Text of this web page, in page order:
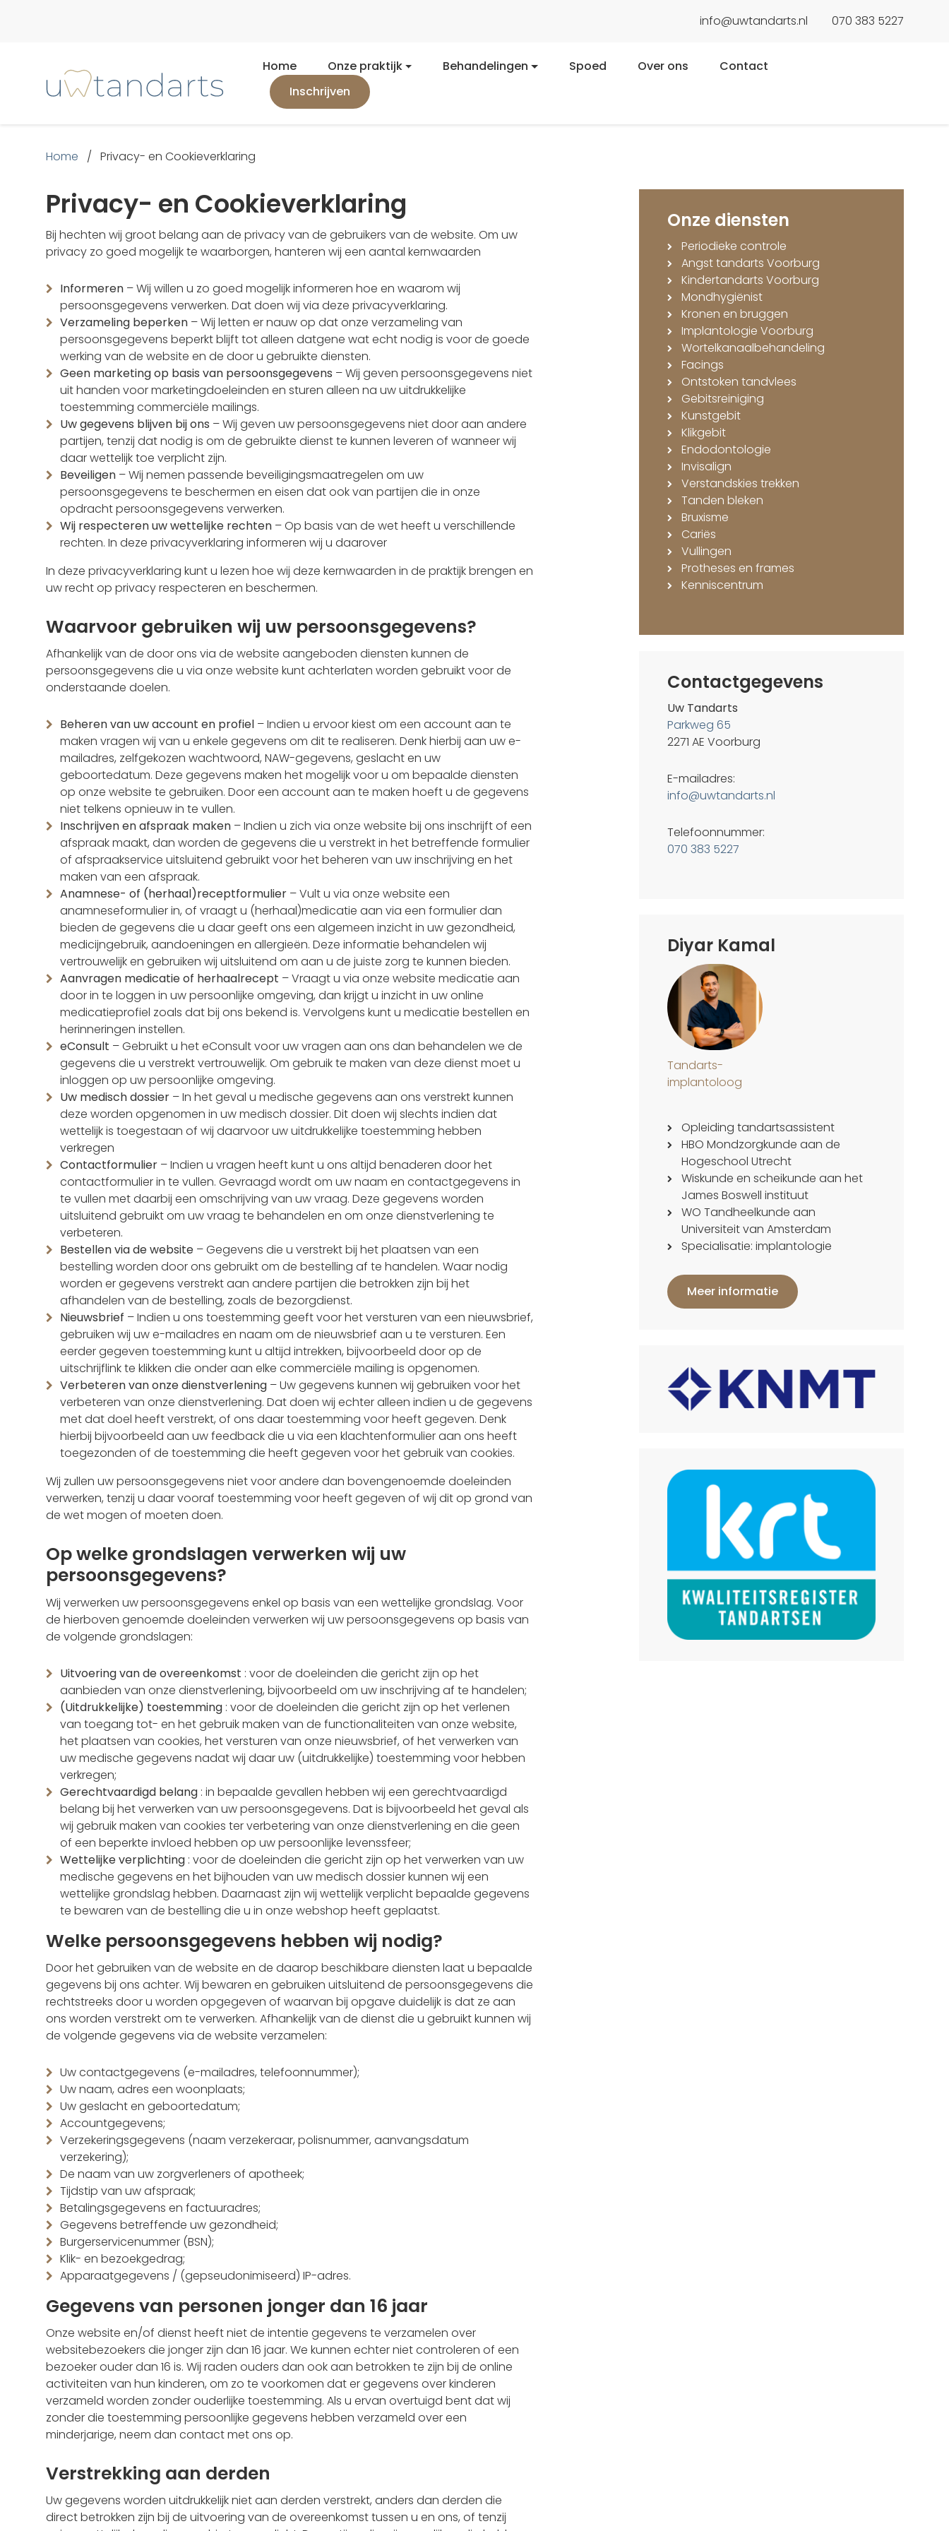
info@uwtandarts.nl 070 383 5227
Home Onze praktijk Behandelingen Spoed Over ons
Contact
Inschrijven
Home / Privacy- en Cookieverklaring
Privacy- en Cookieverklaring
Bij hechten wij groot belang aan de privacy van de gebruikers van de website. Om uw
privacy zo goed mogelijk te waarborgen, hanteren wij een aantal kernwaarden
Informeren– Wij willen u zo goed mogelijk informeren hoe en waarom wij
persoonsgegevens verwerken. Dat doen wij via deze privacyverklaring.
Verzameling beperken– Wij letten er nauw op dat onze verzameling van
persoonsgegevens beperkt blijft tot alleen datgene wat echt nodig is voor de goede
werking van de website en de door u gebruikte diensten.
Geen marketing op basis van persoonsgegevens – Wij geven persoonsgegevens niet
uit handen voor marketingdoeleinden en sturen alleen na uw uitdrukkelijke
toestemming commerciële mailings.
Uw gegevens blijven bij ons – Wij geven uw persoonsgegevens niet door aan andere
partijen, tenzij dat nodig is om de gebruikte dienst te kunnen leveren of wanneer wij
daar wettelijk toe verplicht zijn.
Beveiligen– Wij nemen passende beveiligingsmaatregelen om uw
persoonsgegevens te beschermen en eisen dat ook van partijen die in onze
opdracht persoonsgegevens verwerken.
Wij respecteren uw wettelijke rechten – Op basis van de wet heeft u verschillende
rechten. In deze privacyverklaring informeren wij u daarover
In deze privacyverklaring kunt u lezen hoe wij deze kernwaarden in de praktijk brengen en
uw recht op privacy respecteren en beschermen.
Waarvoor gebruiken wij uw persoonsgegevens?
Afhankelijk van de door ons via de website aangeboden diensten kunnen de
persoonsgegevens die u via onze website kunt achterlaten worden gebruikt voor de
onderstaande doelen.
Beheren van uw account en profiel– Indien u ervoor kiest om een account aan te
maken vragen wij van u enkele gegevens om dit te realiseren. Denk hierbij aan uw e-
mailadres, zelfgekozen wachtwoord, NAW-gegevens, geslacht en uw
geboortedatum. Deze gegevens maken het mogelijk voor u om bepaalde diensten
op onze website te gebruiken. Door een account aan te maken hoeft u de gegevens
niet telkens opnieuw in te vullen.
Inschrijven en afspraak maken– Indien u zich via onze website bij ons inschrijft of een
afspraak maakt, dan worden de gegevens die u verstrekt in het betreffende formulier
of afspraakservice uitsluitend gebruikt voor het beheren van uw inschrijving en het
maken van een afspraak.
Anamnese- of (herhaal)receptformulier– Vult u via onze website een
anamneseformulier in, of vraagt u (herhaal)medicatie aan via een formulier dan
bieden de gegevens die u daar geeft ons een algemeen inzicht in uw gezondheid,
medicijngebruik, aandoeningen en allergieën. Deze informatie behandelen wij
vertrouwelijk en gebruiken wij uitsluitend om aan u de juiste zorg te kunnen bieden.
Aanvragen medicatie of herhaalrecept – Vraagt u via onze website medicatie aan
door in te loggen in uw persoonlijke omgeving, dan krijgt u inzicht in uw online
medicatieprofiel zoals dat bij ons bekend is. Vervolgens kunt u medicatie bestellen en
herinneringen instellen.
eConsult – Gebruikt u het eConsult voor uw vragen aan ons dan behandelen we de
gegevens die u verstrekt vertrouwelijk. Om gebruik te maken van deze dienst moet u
inloggen op uw persoonlijke omgeving.
Uw medisch dossier– In het geval u medische gegevens aan ons verstrekt kunnen
deze worden opgenomen in uw medisch dossier. Dit doen wij slechts indien dat
wettelijk is toegestaan of wij daarvoor uw uitdrukkelijke toestemming hebben
verkregen
Contactformulier– Indien u vragen heeft kunt u ons altijd benaderen door het
contactformulier in te vullen. Gevraagd wordt om uw naam en contactgegevens in
te vullen met daarbij een omschrijving van uw vraag. Deze gegevens worden
uitsluitend gebruikt om uw vraag te behandelen en om onze dienstverlening te
verbeteren.
Bestellen via de website– Gegevens die u verstrekt bij het plaatsen van een
bestelling worden door ons gebruikt om de bestelling af te handelen. Waar nodig
worden er gegevens verstrekt aan andere partijen die betrokken zijn bij het
afhandelen van de bestelling, zoals de bezorgdienst.
Nieuwsbrief – Indien u ons toestemming geeft voor het versturen van een nieuwsbrief,
gebruiken wij uw e-mailadres en naam om de nieuwsbrief aan u te versturen. Een
eerder gegeven toestemming kunt u altijd intrekken, bijvoorbeeld door op de
uitschrijflink te klikken die onder aan elke commerciële mailing is opgenomen.
Verbeteren van onze dienstverlening – Uw gegevens kunnen wij gebruiken voor het
verbeteren van onze dienstverlening. Dat doen wij echter alleen indien u de gegevens
met dat doel heeft verstrekt, of ons daar toestemming voor heeft gegeven. Denk
hierbij bijvoorbeeld aan uw feedback die u via een klachtenformulier aan ons heeft
toegezonden of de toestemming die heeft gegeven voor het gebruik van cookies.
Wij zullen uw persoonsgegevens niet voor andere dan bovengenoemde doeleinden
verwerken, tenzij u daar vooraf toestemming voor heeft gegeven of wij dit op grond van
de wet mogen of moeten doen.
Op welke grondslagen verwerken wij uw
persoonsgegevens?
Wij verwerken uw persoonsgegevens enkel op basis van een wettelijke grondslag. Voor
de hierboven genoemde doeleinden verwerken wij uw persoonsgegevens op basis van
de volgende grondslagen:
Uitvoering van de overeenkomst : voor de doeleinden die gericht zijn op het
aanbieden van onze dienstverlening, bijvoorbeeld om uw inschrijving af te handelen;
(Uitdrukkelijke) toestemming: voor de doeleinden die gericht zijn op het verlenen
van toegang tot- en het gebruik maken van de functionaliteiten van onze website,
het plaatsen van cookies, het versturen van onze nieuwsbrief, of het verwerken van
uw medische gegevens nadat wij daar uw (uitdrukkelijke) toestemming voor hebben
verkregen;
Gerechtvaardigd belang: in bepaalde gevallen hebben wij een gerechtvaardigd
belang bij het verwerken van uw persoonsgegevens. Dat is bijvoorbeeld het geval als
wij gebruik maken van cookies ter verbetering van onze dienstverlening en die geen
of een beperkte invloed hebben op uw persoonlijke levenssfeer;
Wettelijke verplichting: voor de doeleinden die gericht zijn op het verwerken van uw
medische gegevens en het bijhouden van uw medisch dossier kunnen wij een
wettelijke grondslag hebben. Daarnaast zijn wij wettelijk verplicht bepaalde gegevens
te bewaren van de bestelling die u in onze webshop heeft geplaatst.
Welke persoonsgegevens hebben wij nodig?
Door het gebruiken van de website en de daarop beschikbare diensten laat u bepaalde
gegevens bij ons achter. Wij bewaren en gebruiken uitsluitend de persoonsgegevens die
rechtstreeks door u worden opgegeven of waarvan bij opgave duidelijk is dat ze aan
ons worden verstrekt om te verwerken. Afhankelijk van de dienst die u gebruikt kunnen wij
de volgende gegevens via de website verzamelen:
Uw contactgegevens (e-mailadres, telefoonnummer);
Uw naam, adres een woonplaats;
Uw geslacht en geboortedatum;
Accountgegevens;
Verzekeringsgegevens (naam verzekeraar, polisnummer, aanvangsdatum
verzekering);
De naam van uw zorgverleners of apotheek;
Tijdstip van uw afspraak;
Betalingsgegevens en factuuradres;
Gegevens betreffende uw gezondheid;
Burgerservicenummer (BSN);
Klik- en bezoekgedrag;
Apparaatgegevens / (gepseudonimiseerd) IP-adres.
Gegevens van personen jonger dan 16 jaar
Onze website en/of dienst heeft niet de intentie gegevens te verzamelen over
websitebezoekers die jonger zijn dan 16 jaar. We kunnen echter niet controleren of een
bezoeker ouder dan 16 is. Wij raden ouders dan ook aan betrokken te zijn bij de online
activiteiten van hun kinderen, om zo te voorkomen dat er gegevens over kinderen
verzameld worden zonder ouderlijke toestemming. Als u ervan overtuigd bent dat wij
zonder die toestemming persoonlijke gegevens hebben verzameld over een
minderjarige, neem dan contact met ons op.
Verstrekking aan derden
Uw gegevens worden uitdrukkelijk niet aan derden verstrekt, anders dan derden die
direct betrokken zijn bij de uitvoering van de overeenkomst tussen u en ons, of tenzij
Onze diensten
Periodieke controle
Angst tandarts Voorburg
Kindertandarts Voorburg
Mondhygiënist
Kronen en bruggen
Implantologie Voorburg
Wortelkanaalbehandeling
Facings
Ontstoken tandvlees
Gebitsreiniging
Kunstgebit
Klikgebit
Endodontologie
Invisalign
Verstandskies trekken
Tanden bleken
Bruxisme
Cariës
Vullingen
Protheses en frames
Kenniscentrum
Contactgegevens
Uw Tandarts
Parkweg 65
2271 AE Voorburg
E-mailadres:
info@uwtandarts.nl
Telefoonnummer:
070 383 5227
Diyar Kamal
Tandarts-
implantoloog
Opleiding tandartsassistent
HBO Mondzorgkunde aan de
Hogeschool Utrecht
Wiskunde en scheikunde aan het
James Boswell instituut
WO Tandheelkunde aan
Universiteit van Amsterdam
Specialisatie: implantologie
Meer informatie